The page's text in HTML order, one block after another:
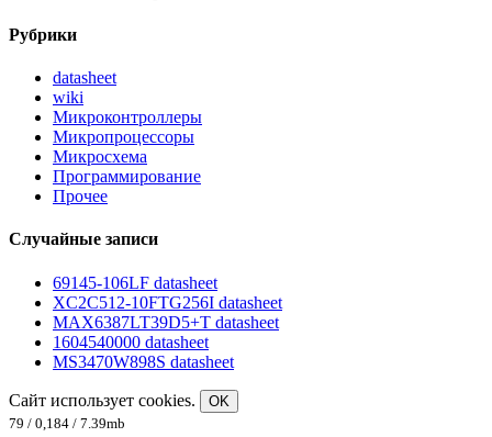
Рубрики
datasheet
wiki
Микроконтроллеры
Микропроцессоры
Микросхема
Программирование
Прочее
Случайные записи
69145-106LF datasheet
XC2C512-10FTG256I datasheet
MAX6387LT39D5+T datasheet
1604540000 datasheet
MS3470W898S datasheet
Сайт использует cookies.
OK
79 / 0,184 / 7.39mb